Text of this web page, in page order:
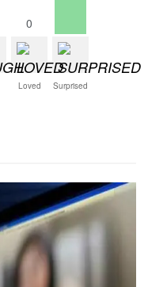
0
Loved Surprised